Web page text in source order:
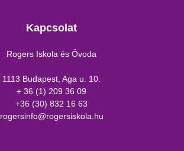
Kapcsolat
Rogers Iskola és Óvoda
1113 Budapest, Aga u. 10.
+ 36 (1) 209 36 09
+36 (30) 832 16 63
rogersinfo@rogersiskola.hu